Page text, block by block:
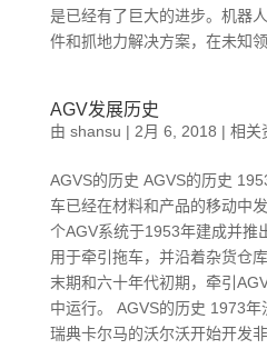
是已经有了巨大的进步。机器
件和抓地力解决方案，在未知
AGV发展历史
由 shansu | 2月 6, 2018 | 相关
AGVS的历史 AGVS的历史
车已经在材料和产品的移动中
个AGV系统于1953年建成并推
用于牵引拖车，并沿着杂货仓
末期和六十年代初期，牵引
中运行。 AGVS的历史 1973年
瑞典卡尔马的沃尔沃开始开发